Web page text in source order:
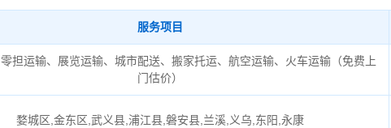
服务项目
担运输、展览运输、城市配送、搬家托运、航空运输、火车运输（免费上
门估价）
婺城区,金东区,武义县,浦江县,磐安县,兰溪,义乌,东阳,永康